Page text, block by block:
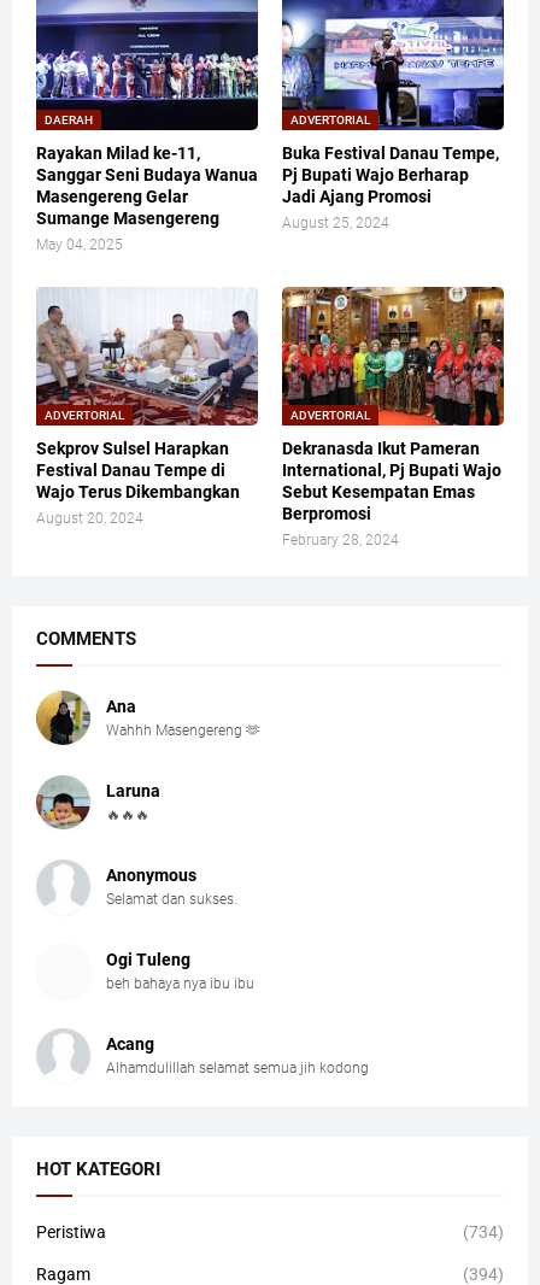
DAERAH
Rayakan Milad ke-11,
Sanggar Seni Budaya Wanua
Masengereng Gelar
Sumange Masengereng
May 04, 2025
ADVERTORIAL
Buka Festival Danau Tempe,
Pj Bupati Wajo Berharap
Jadi Ajang Promosi
August 25, 2024
ADVERTORIAL
Sekprov Sulsel Harapkan
Festival Danau Tempe di
Wajo Terus Dikembangkan
August 20, 2024
ADVERTORIAL
Dekranasda Ikut Pameran
International, Pj Bupati Wajo
Sebut Kesempatan Emas
Berpromosi
February 28, 2024
COMMENTS
Ana
Wahhh Masengereng 🫶
Laruna
🔥🔥🔥
Anonymous
Selamat dan sukses.
Ogi Tuleng
beh bahaya nya ibu ibu
Acang
Alhamdulillah selamat semua jih kodong
HOT KATEGORI
Peristiwa (734)
Ragam (394)